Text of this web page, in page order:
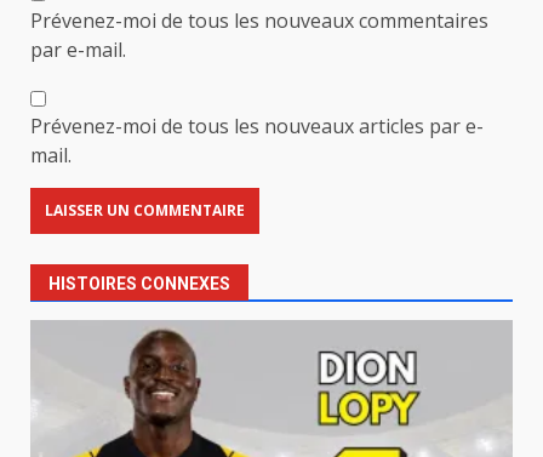
Prévenez-moi de tous les nouveaux commentaires
par e-mail.
Prévenez-moi de tous les nouveaux articles par e-
mail.
HISTOIRES CONNEXES